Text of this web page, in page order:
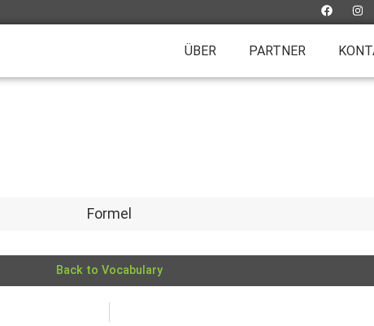
ÜBER PARTNER
Formel
Back to Vocabulary